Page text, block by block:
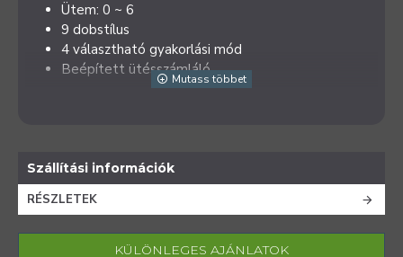
Ütem: 0 ~ 6
9 dobstílus
4 választható gyakorlási mód
Beépített ütésszámláló
Szállítási információk
RÉSZLETEK
KÜLÖNLEGES AJÁNLATOK